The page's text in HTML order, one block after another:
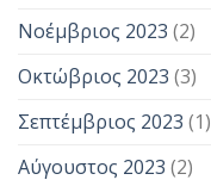
Νοέμβριος 2023 (2)
Οκτώβριος 2023 (3)
Σεπτέμβριος 2023 (1)
Αύγουστος 2023 (2)